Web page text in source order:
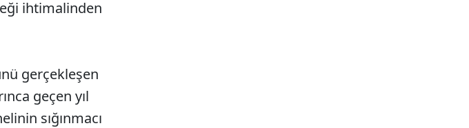
ihtimalinden
gerçekleşen
geçen yıl
sığınmacı